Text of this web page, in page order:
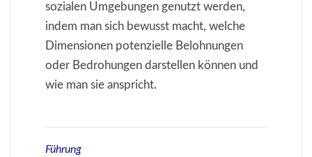
sozialen Umgebungen genutzt werden,
indem man sich bewusst macht, welche
Dimensionen potenzielle Belohnungen
oder Bedrohungen darstellen können und
wie man sie anspricht.
Führung